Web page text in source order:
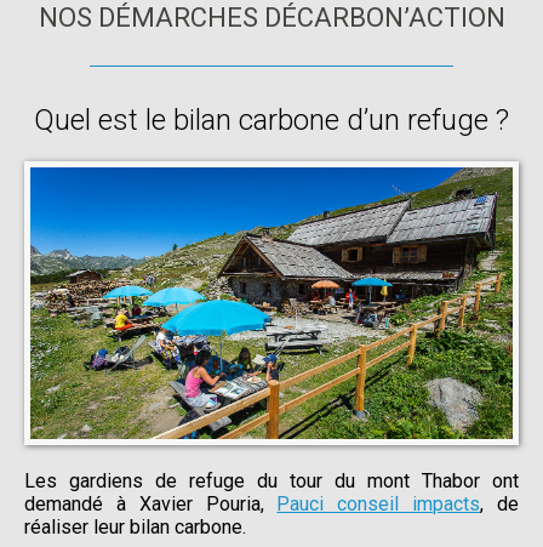
NOS DÉMARCHES DÉCARBON’ACTION
Quel est le bilan carbone d’un refuge ?
Les gardiens de refuge du tour du mont Thabor ont
demandé à Xavier Pouria, Pauci conseil impacts, de
réaliser leur bilan carbone.